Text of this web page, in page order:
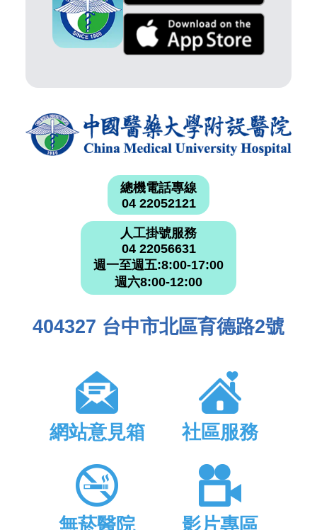
總機電話專線
04 22052121
人工掛號服務
04 22056631
週一至週五:8:00-17:00
週六8:00-12:00
404327 台中市北區育德路2號
網站意見箱 社區服務
無菸醫院 影片專區